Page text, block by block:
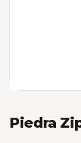
Piedra